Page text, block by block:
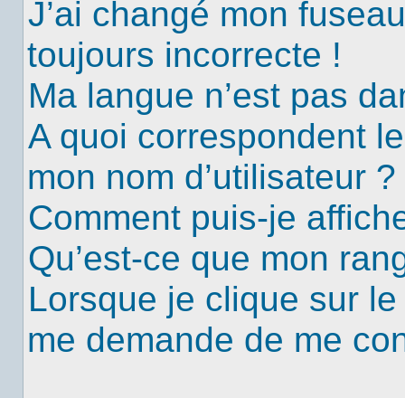
J’ai changé mon
toujours incorrecte !
Ma langue n’est pas
A quoi correspondent
mon nom d’utilisateur ?
Comment puis-je
Qu’est-ce que mon
Lorsque je clique sur
me demande de me